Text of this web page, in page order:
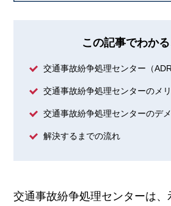
この記事でわかる
交通事故紛争処理センター（
交通事故紛争処理センターのメ
交通事故紛争処理センターのデ
解決するまでの流れ
交通事故紛争処理センターは、